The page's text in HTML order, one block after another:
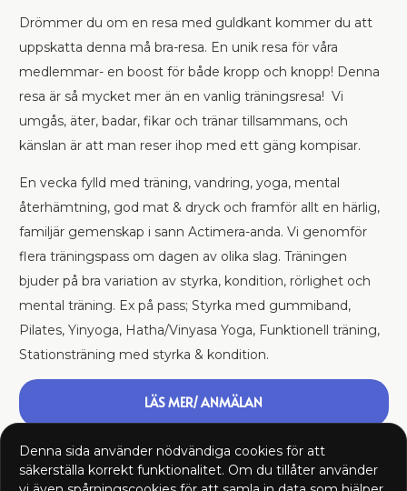
Drömmer du om en resa med guldkant kommer du att
uppskatta denna må bra-resa. En unik resa för våra
medlemmar- en boost för både kropp och knopp! Denna
resa är så mycket mer än en vanlig träningsresa! Vi
umgås, äter, badar, fikar och tränar tillsammans, och
känslan är att man reser ihop med ett gäng kompisar.
En vecka fylld med träning, vandring, yoga, mental
återhämtning, god mat & dryck och framför allt en härlig,
familjär gemenskap i sann Actimera-anda. Vi genomför
flera träningspass om dagen av olika slag. Träningen
bjuder på bra variation av styrka, kondition, rörlighet och
mental träning. Ex på pass; Styrka med gummiband,
Pilates, Yinyoga, Hatha/Vinyasa Yoga, Funktionell träning,
Stationsträning med styrka & kondition.
LÄS MER/ ANMÄLAN
Denna sida använder nödvändiga cookies för att
säkerställa korrekt funktionalitet. Om du tillåter använder